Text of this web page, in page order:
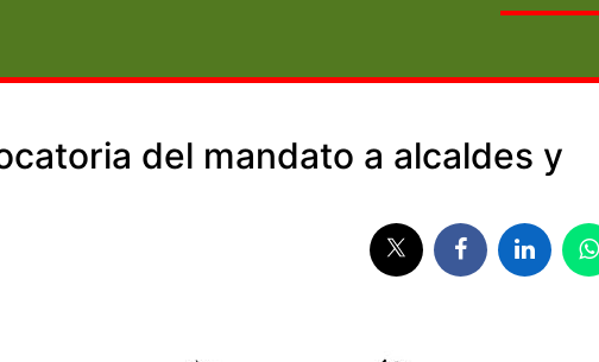
del mandato a alcaldes y